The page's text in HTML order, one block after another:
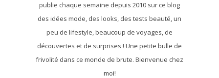
publie chaque semaine depuis 2010 sur ce blog
des idées mode, des looks, des tests beauté, un
peu de lifestyle, beaucoup de voyages, de
découvertes et de surprises ! Une petite bulle de
frivolité dans ce monde de brute. Bienvenue chez
moi!